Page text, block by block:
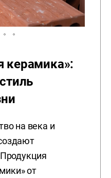
керамика»:
на века и
от